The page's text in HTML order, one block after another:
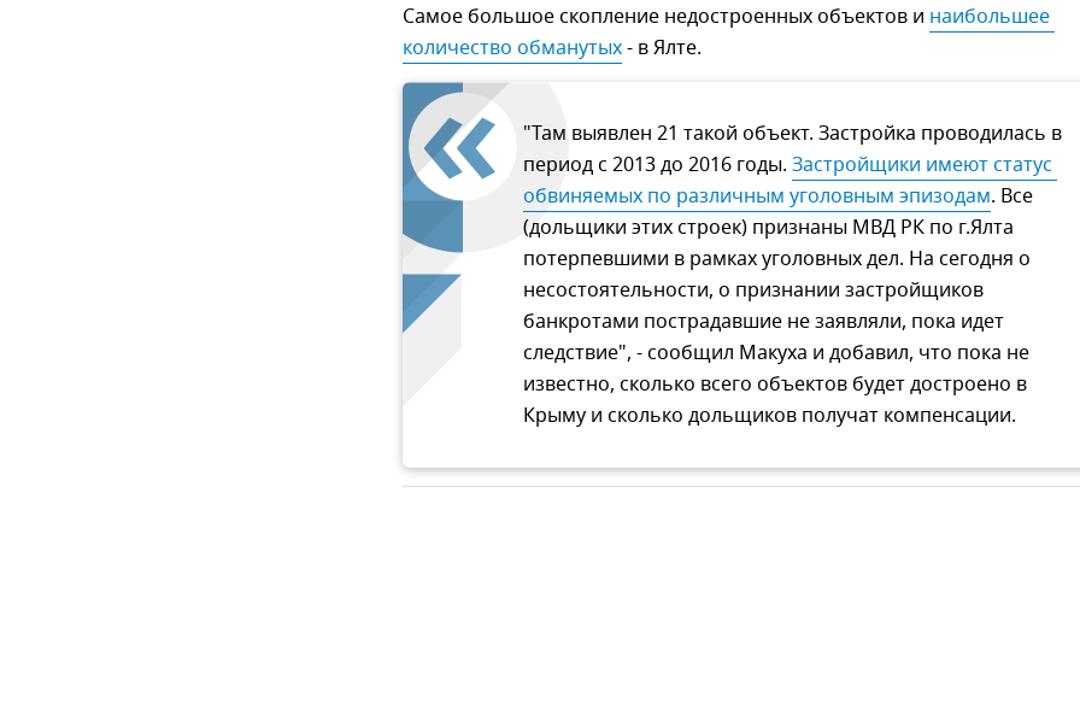
Самое большое скопление недостроенных объектов и наибольшее
количество обманутых- в Ялте.
"Там выявлен 21 такой объект. Застройка проводилась в
период с 2013 до 2016 годы. Застройщики имеют статус
обвиняемых по различным уголовным эпизодам. Все
(дольщики этих строек) признаны МВД РК по г.Ялта
потерпевшими в рамках уголовных дел. На сегодня о
несостоятельности, о признании застройщиков
банкротами пострадавшие не заявляли, пока идет
следствие", - сообщил Макуха и добавил, что пока не
известно, сколько всего объектов будет достроено в
Крыму и сколько дольщиков получат компенсации.